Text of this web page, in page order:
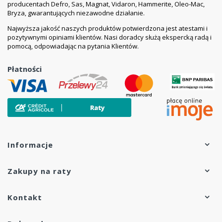
chroniącym przed rozwojem szkodliwych
mikroorganizmów.
Powierzchnie uprzednio pomalowane farbami z grupy
LOWICYN mogą być bezpośrednio malowane farbą
LOWICYN-SX.
UWAGA
poliwinylowych i chlorokauczukowychogólnego
stosowania POLIFARB ŁÓDŹ. Nie stosować innych,
rozcieńczalników o nieodpowiednim składzie.
- Czas sezonowania powłoki przed nałożeniem
stopnia (po ok. 2 godz. w temp. 20ºC) lub w dowolnie
powierzchni takich jak: stal, aluminium, drewno,
LOWICYN-SX nakładać po całkowitym wyschnięciu
producentach Defro, Sas, Magnat, Vidaron, Hammerite, Oleo-Mac,
Bryza, gwarantujących niezawodne działanie.
Najwyższa jakość naszych produktów potwierdzona jest atestami i
pozytywnymi opiniami klientów. Nasi doradcy służą ekspercką radą i
pomocą, odpowiadając na pytania Klientów.
Płatności
Informacje
Zakupy na raty
Kontakt